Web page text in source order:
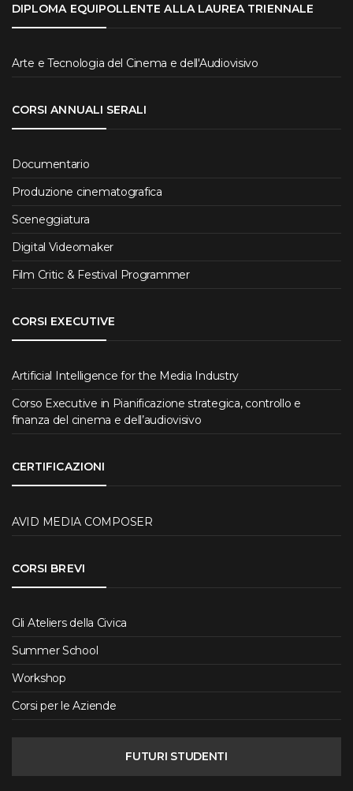
DIPLOMA EQUIPOLLENTE ALLA LAUREA TRIENNALE
Arte e Tecnologia del Cinema e dell'Audiovisivo
CORSI ANNUALI SERALI
Documentario
Produzione cinematografica
Sceneggiatura
Digital Videomaker
Film Critic & Festival Programmer
CORSI EXECUTIVE
Artificial Intelligence for the Media Industry
Corso Executive in Pianificazione strategica, controllo e
finanza del cinema e dell’audiovisivo
CERTIFICAZIONI
AVID MEDIA COMPOSER
CORSI BREVI
Gli Ateliers della Civica
Summer School
Workshop
Corsi per le Aziende
FUTURI STUDENTI